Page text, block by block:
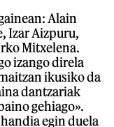
Alain
Izar Aizpuru,
Mitxelena.
izango direla
ikusiko da
dantzariak
gehiago».
egin duela